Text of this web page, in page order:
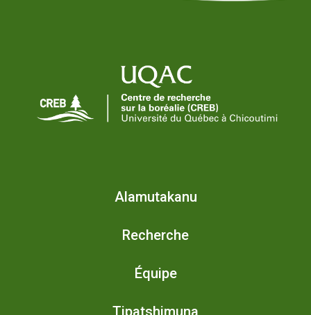
Alamutakanu
Recherche
Équipe
Tipatshimuna